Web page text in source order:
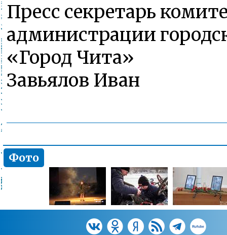
Пресс секретарь
администрации
«Город Чита»
Завьялов Иван
Фото